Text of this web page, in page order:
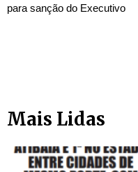
para sanção do Executivo
Mais Lidas